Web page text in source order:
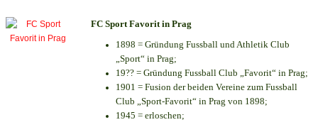
FC Sport Favorit in Prag
1898 = Gründung Fussball und Athletik Club
„Sport“ in Prag;
19?? = Gründung Fussball Club „Favorit“ in Prag;
1901 = Fusion der beiden Vereine zum Fussball
Club „Sport-Favorit“ in Prag von 1898;
1945 = erloschen;